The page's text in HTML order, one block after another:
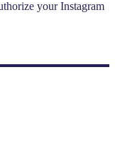
your Instagram